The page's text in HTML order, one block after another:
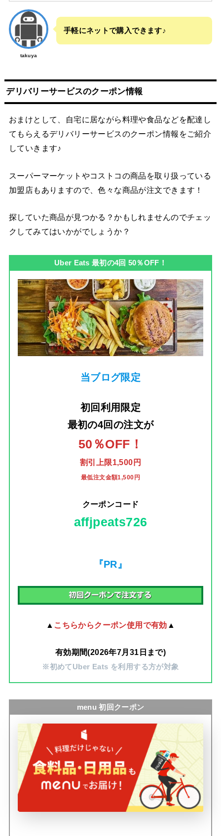
takuya
手軽にネットで購入できます♪
デリバリーサービスのクーポン情報
おまけとして、自宅に居ながら料理や食品などを配達し
てもらえるデリバリーサービスのクーポン情報をご紹介
していきます♪
スーパーマーケットやコストコの商品を取り扱っている
加盟店もありますので、色々な商品が注文できます！
探していた商品が見つかる？かもしれませんのでチェッ
クしてみてはいかがでしょうか？
Uber Eats 最初の4回 50％OFF！
当ブログ限定
初回利用限定
最初の4回の注文が
50％OFF！
割引上限1,500円
最低注文金額1,500円
クーポンコード
affjpeats726
『PR』
▲ こちらからクーポン使用で有効 ▲
有効期間(2026年7月31日まで)
※初めてUber Eats を利用する方が対象
menu 初回クーポン